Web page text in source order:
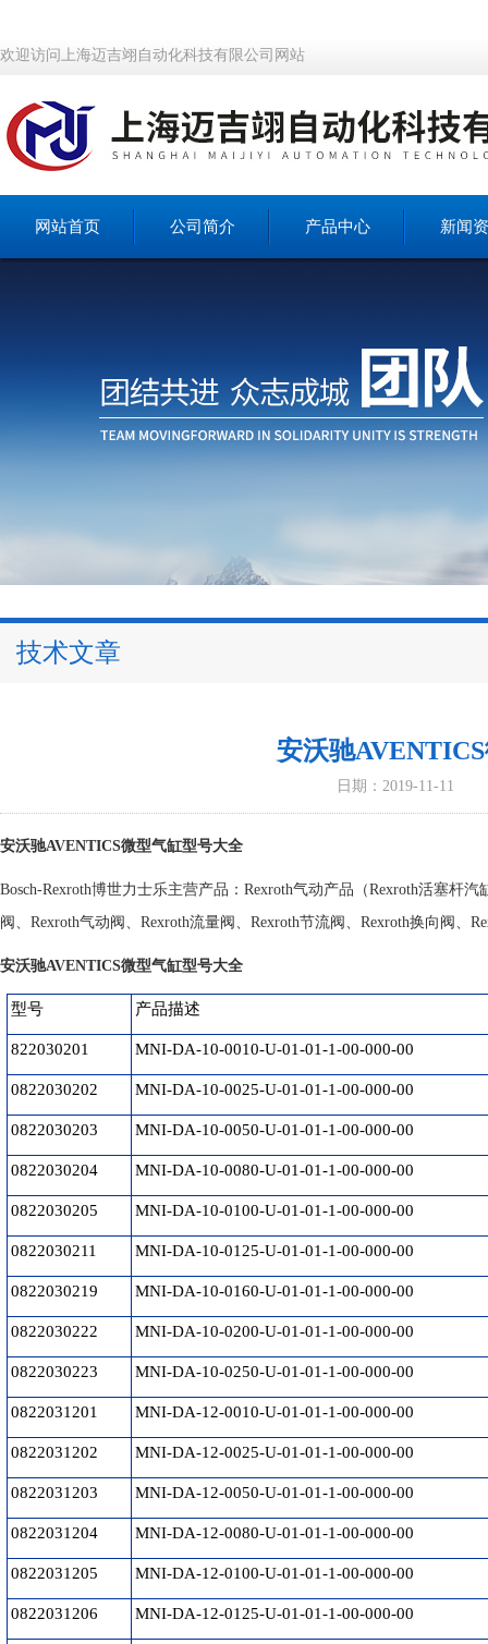
欢迎访问上海迈吉翊自动化科技有限公司网站
网站首页 公司简介 产品中心 新闻
技术文章
安沃驰
日期：2019-11-11
安沃驰AVENTICS微型气缸型号大全
Bosch-Rexroth博世力士乐主营产品：Rexroth气动产品（Rexroth活塞杆
阀、Rexroth气动阀、Rexroth流量阀、Rexroth节流阀、Rexroth换向阀、
安沃驰AVENTICS微型气缸型号大全
型号 产品描述
822030201 MNI-DA-10-0010-U-01-01-1-00-000-00
0822030202 MNI-DA-10-0025-U-01-01-1-00-000-00
0822030203 MNI-DA-10-0050-U-01-01-1-00-000-00
0822030204 MNI-DA-10-0080-U-01-01-1-00-000-00
0822030205 MNI-DA-10-0100-U-01-01-1-00-000-00
0822030211 MNI-DA-10-0125-U-01-01-1-00-000-00
0822030219 MNI-DA-10-0160-U-01-01-1-00-000-00
0822030222 MNI-DA-10-0200-U-01-01-1-00-000-00
0822030223 MNI-DA-10-0250-U-01-01-1-00-000-00
0822031201 MNI-DA-12-0010-U-01-01-1-00-000-00
0822031202 MNI-DA-12-0025-U-01-01-1-00-000-00
0822031203 MNI-DA-12-0050-U-01-01-1-00-000-00
0822031204 MNI-DA-12-0080-U-01-01-1-00-000-00
0822031205 MNI-DA-12-0100-U-01-01-1-00-000-00
0822031206 MNI-DA-12-0125-U-01-01-1-00-000-00